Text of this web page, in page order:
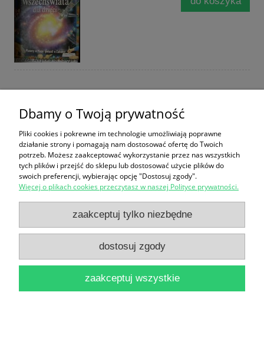
Atlas zwierząt świata / Mark Carwardine
do koszyka
Awantury Arabskie / Kornel Makuszyński
14,90 zł
do koszyka
Dbamy o Twoją prywatność
Pliki cookies i pokrewne im technologie umożliwiają poprawne
działanie strony i pomagają nam dostosować ofertę do Twoich
potrzeb. Możesz zaakceptować wykorzystanie przez nas wszystkich
tych plików i przejść do sklepu lub dostosować użycie plików do
swoich preferencji, wybierając opcję "Dostosuj zgody".
Więcej o plikach cookies przeczytasz w naszej Polityce prywatności.
zaakceptuj tylko niezbędne
dostosuj zgody
zaakceptuj wszystkie